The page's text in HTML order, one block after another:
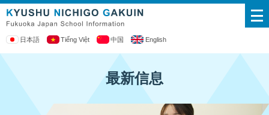
日本語 Tiếng Việt 中国 English
最新信息